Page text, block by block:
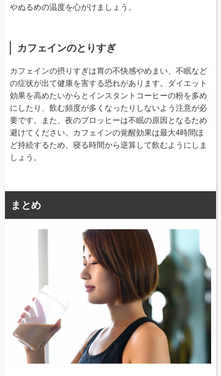
やぬるめの温度を心がけましょう。
カフェインのとりすぎ
カフェインの摂りすぎは胃の不快感やめまい、不眠など
の症状が出て健康を害する恐れがあります。ダイエット
効果を高めたいからとインスタントコーヒーの粉を多め
にしたり、飲む頻度が多くなったりしないよう注意が必
要です。また、夜のプロッヒーは不眠の原因となるため
避けてください。カフェインの覚醒効果は最大4時間ほ
ど持続するため、寝る時間から逆算して飲むようにしま
しょう。
まとめ